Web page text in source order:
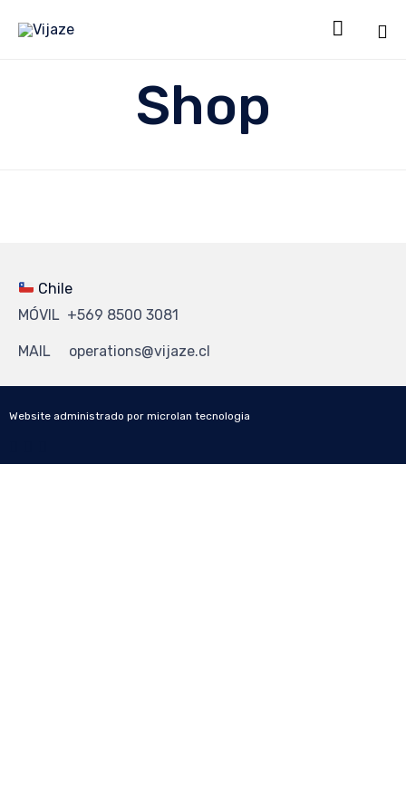

Shop
Chile
MÓVIL +569 8500 3081
MAIL operations@vijaze.cl
Website administrado por microlan tecnologia